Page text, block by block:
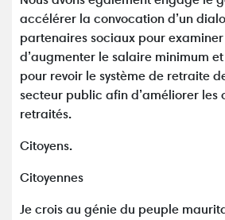
accélérer la convocation d’un
partenaires sociaux pour examiner
d’augmenter le salaire minimum
pour revoir le système de retraite
secteur public afin d’améliorer les
retraités.
Citoyens.
Citoyennes
Je crois au génie du peuple